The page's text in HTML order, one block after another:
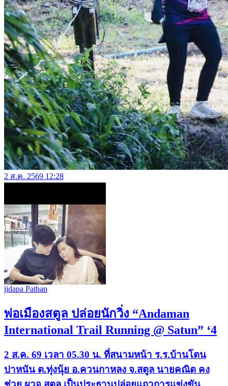
2 ส.ค. 2569 12:28
jidapa Pathan
พ่อเมืองสตูล ปล่อยนักวิ่ง “Andaman
International Trail Running @ Satun” ‘4
2 ส.ค. 69 เวลา 05.30 น. ที่สนามหน้า ร.ร.บ้านโตน
ปาหนัน ต.ทุ่งนุ้ย อ.ควนกาหลง จ.สตูล นายคณิต คง